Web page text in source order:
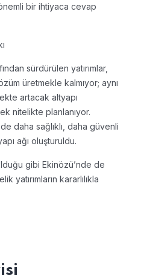
bir ihtiyaca cevap
sürdürülen yatırımlar,
üretmekle kalmıyor; aynı
artacak altyapı
nitelikte planlanıyor.
daha sağlıklı, daha güvenli
ağı oluşturuldu.
gibi Ekinözü’nde de
yatırımların kararlılıkla